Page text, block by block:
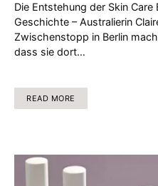
Die Entstehung der Skin
Geschichte – Australierin
Zwischenstopp in Berlin
dass sie dort…
READ MORE